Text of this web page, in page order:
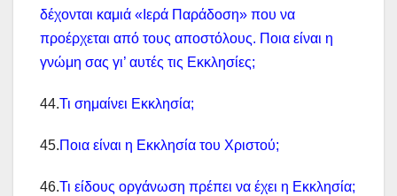
δέχονται καμιά «Ιερά Παράδοση» που να
προέρχεται από τους αποστόλους. Ποια είναι η
γνώμη σας γι’ αυτές τις Εκκλησίες;
44.Τι σημαίνει Εκκλησία;
45.Ποια είναι η Εκκλησία του Χριστού;
46.Τι είδους οργάνωση πρέπει να έχει η Εκκλησία;